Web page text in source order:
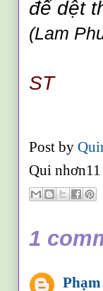
để dệt
(Lam
ST
Post by
Qui
1